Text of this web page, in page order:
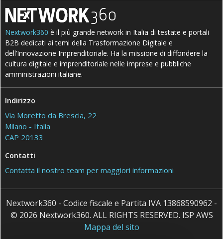
Nextwork360 è il più grande network in Italia di testate e portali
B2B dedicati ai temi della Trasformazione Digitale e
dell’Innovazione Imprenditoriale. Ha la missione di diffondere la
cultura digitale e imprenditoriale nelle imprese e pubbliche
amministrazioni italiane.
Indirizzo
Via Moretto da Brescia, 22
Milano - Italia
CAP 20133
Contatti
Contatta il nostro team per maggiori informazioni
Nextwork360 - Codice fiscale e Partita IVA 13868590962 -
© 2026 Nextwork360. ALL RIGHTS RESERVED. ISP AWS
Mappa del sito